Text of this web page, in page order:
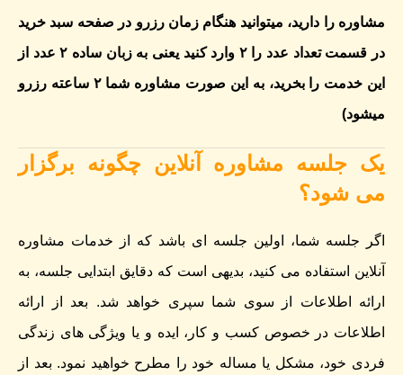
مشاوره را دارید، میتوانید هنگام زمان رزرو در صفحه سبد خرید
در قسمت تعداد عدد را ۲ وارد کنید یعنی به زبان ساده ۲ عدد از
این خدمت را بخرید، به این صورت مشاوره شما ۲ ساعته رزرو
میشود)
یک جلسه مشاوره آنلاین چگونه برگزار
می شود؟
اگر جلسه شما، اولین جلسه ای باشد که از خدمات مشاوره
آنلاین استفاده می کنید، بدیهی است که دقایق ابتدایی جلسه، به
ارائه اطلاعات از سوی شما سپری خواهد شد. بعد از ارائه
اطلاعات در خصوص کسب و کار، ایده و یا ویژگی های زندگی
فردی خود، مشکل یا مساله خود را مطرح خواهید نمود. بعد از